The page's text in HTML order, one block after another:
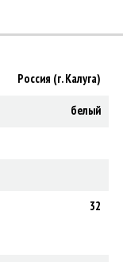
Россия (г. Калуга)
белый
32